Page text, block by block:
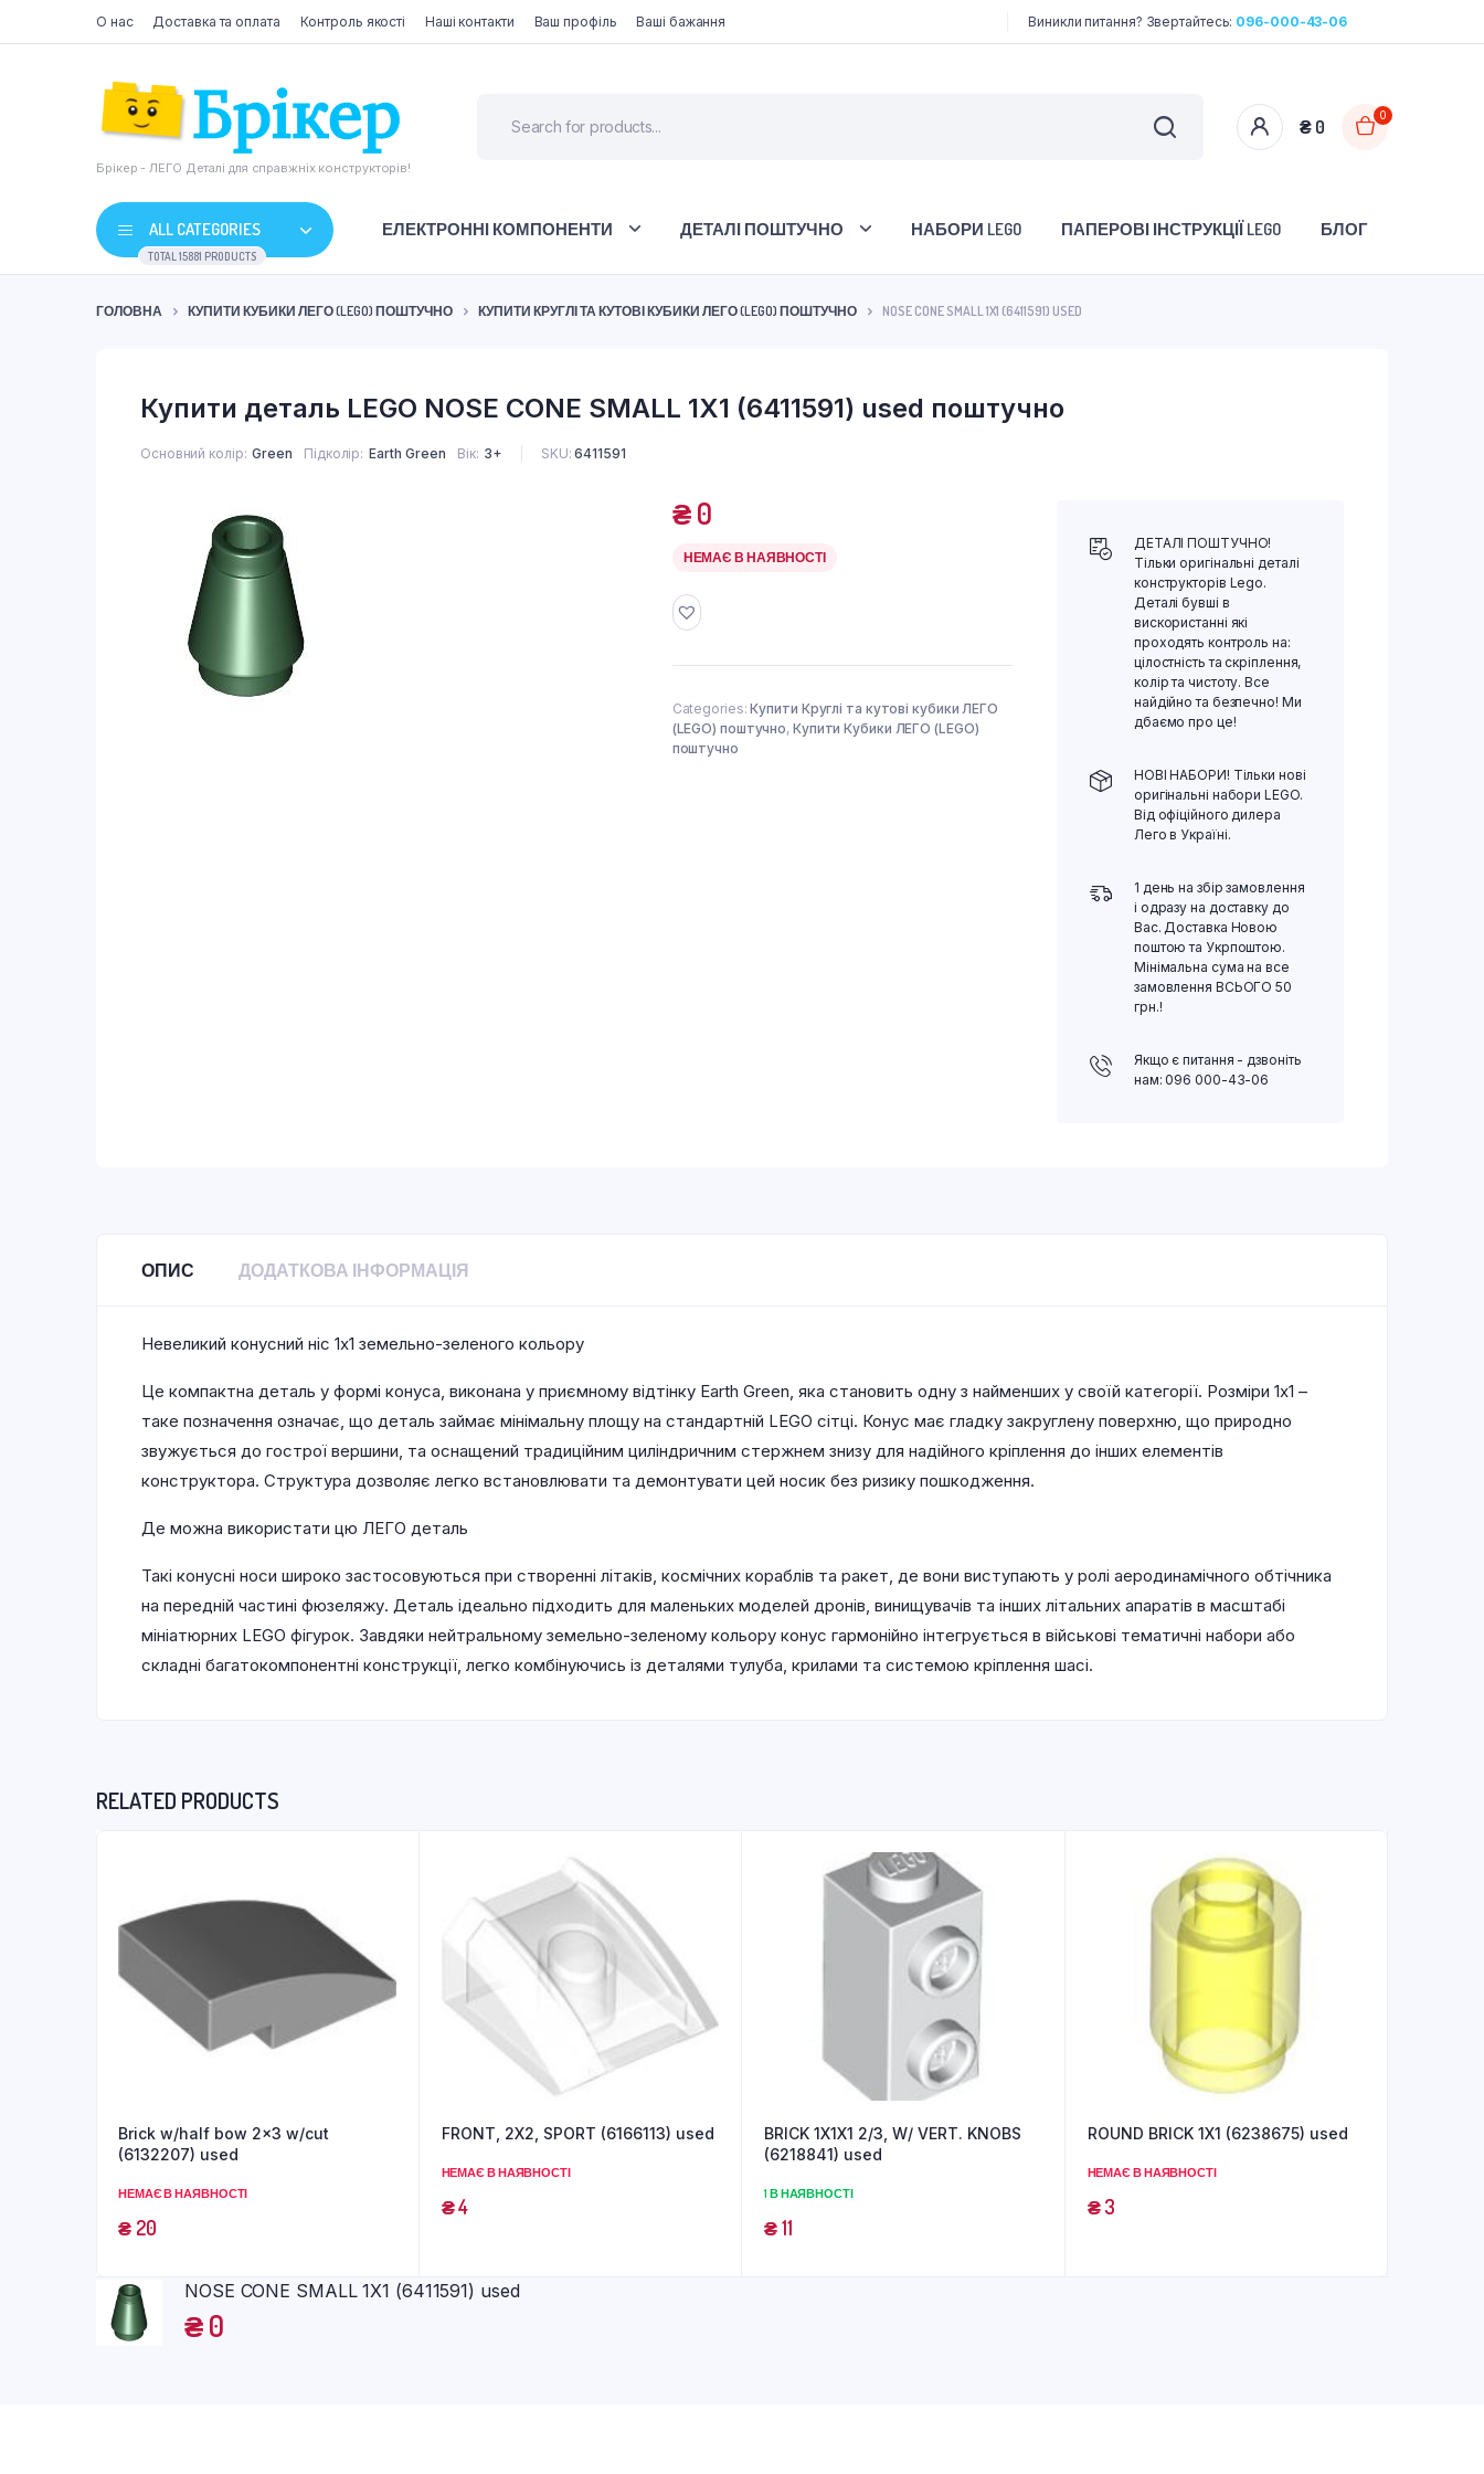
О нас Доставка та оплата Контроль якості Наші контакти Ваш профіль Ваші бажання Виникли питання? Звертайтесь: 096-000-43-06
Брікер - ЛЕГО Деталі для справжніх конструкторів!
₴ 0
0
ALL CATEGORIES
TOTAL 15881 PRODUCTS
ЕЛЕКТРОННІ КОМПОНЕНТИ ДЕТАЛІ ПОШТУЧНО НАБОРИ LEGO ПАПЕРОВІ ІНСТРУКЦІЇ LEGO БЛОГ
ГОЛОВНА КУПИТИ КУБИКИ ЛЕГО (LEGO) ПОШТУЧНО КУПИТИ КРУГЛІ ТА КУТОВІ КУБИКИ ЛЕГО (LEGO) ПОШТУЧНО NOSE CONE SMALL 1X1 (6411591) USED
Купити деталь LEGO NOSE CONE SMALL 1X1 (6411591) used поштучно
Основний колір Green Підколір Earth Green Вік 3+ SKU: 6411591
₴0
НЕМАЄ В НАЯВНОСТІ
Categories:Купити Круглі та кутові кубики ЛЕГО
(LEGO) поштучно, Купити Кубики ЛЕГО (LEGO)
поштучно
ДЕТАЛІ ПОШТУЧНО!
Тільки оригінальні деталі
конструкторів Lego.
Деталі бувші в
вискористанні які
проходять контроль на:
цілостність та скріплення,
колір та чистоту. Все
найдійно та безпечно! Ми
дбаємо про це!
НОВІ НАБОРИ! Тільки нові
оригінальні набори LEGO.
Від офіційного дилера
Лего в Україні.
1 день на збір замовлення
і одразу на доставку до
Вас. Доставка Новою
поштою та Укрпоштою.
Мінімальна сума на все
замовлення ВСЬОГО 50
грн.!
Якщо є питання - дзвоніть
нам: 096 000-43-06
ОПИС ДОДАТКОВА ІНФОРМАЦІЯ
Невеликий конусний ніс 1х1 земельно-зеленого кольору
Це компактна деталь у формі конуса, виконана у приємному відтінку Earth Green, яка становить одну з найменших у своїй категорії. Розміри 1х1 –
таке позначення означає, що деталь займає мінімальну площу на стандартній LEGO сітці. Конус має гладку закруглену поверхню, що природно
звужується до гострої вершини, та оснащений традиційним циліндричним стержнем знизу для надійного кріплення до інших елементів
конструктора. Структура дозволяє легко встановлювати та демонтувати цей носик без ризику пошкодження.
Де можна використати цю ЛЕГО деталь
Такі конусні носи широко застосовуються при створенні літаків, космічних кораблів та ракет, де вони виступають у ролі аеродинамічного обтічника
на передній частині фюзеляжу. Деталь ідеально підходить для маленьких моделей дронів, винищувачів та інших літальних апаратів в масштабі
мініатюрних LEGO фігурок. Завдяки нейтральному земельно-зеленому кольору конус гармонійно інтегрується в військові тематичні набори або
складні багатокомпонентні конструкції, легко комбінуючись із деталями тулуба, крилами та системою кріплення шасі.
RELATED PRODUCTS
Brick w/half bow 2×3 w/cut
(6132207) used
НЕМАЄ В НАЯВНОСТІ
₴20
FRONT, 2X2, SPORT (6166113) used
НЕМАЄ В НАЯВНОСТІ
₴4
BRICK 1X1X1 2/3, W/ VERT. KNOBS
(6218841) used
1 В НАЯВНОСТІ
₴11
ROUND BRICK 1X1 (6238675) used
НЕМАЄ В НАЯВНОСТІ
₴3
NOSE CONE SMALL 1X1 (6411591) used
₴0